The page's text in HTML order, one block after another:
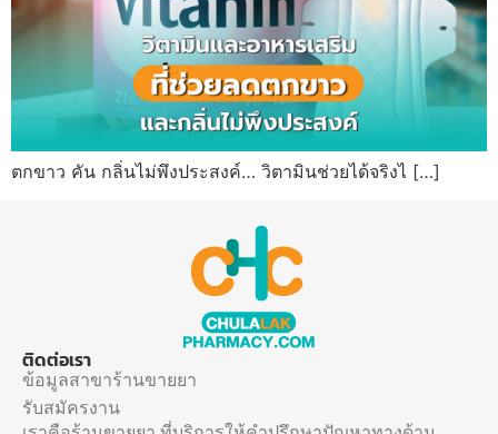
ตกขาว คัน กลิ่นไม่พึงประสงค์… วิตามินช่วยได้จริงไ […]
ติดต่อเรา
ข้อมูลสาขาร้านขายยา
รับสมัครงาน